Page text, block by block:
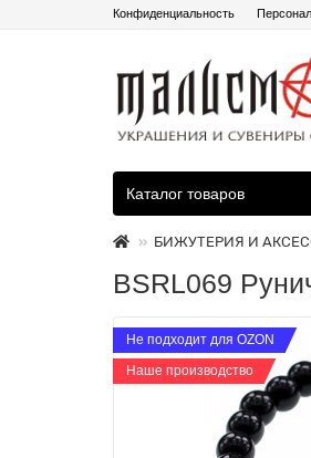
Конфиденциальность
Каталог товаров
БИЖУТЕРИЯ И
BSRL069
Не подходит для OZON
Наше производство